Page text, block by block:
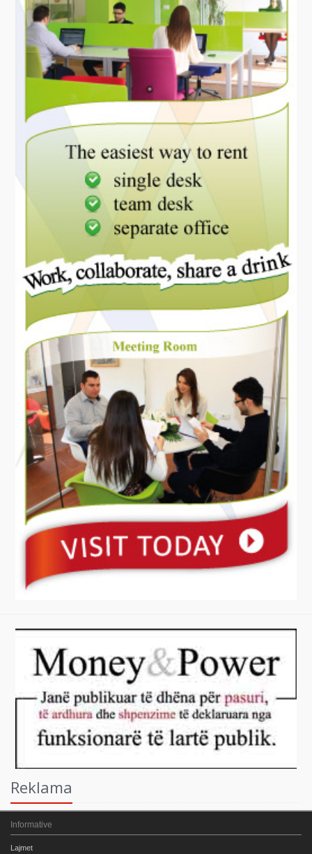
Reklama
Informative
Lajmet